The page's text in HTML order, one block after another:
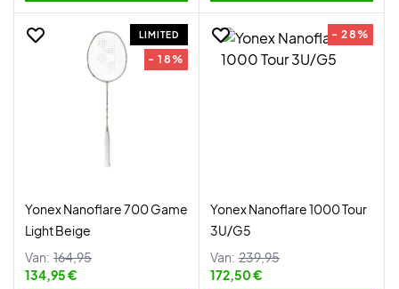
LIMITED
- 18%
Yonex Nanoflare 700 Game
Light Beige
Van: 164,95
134,95 €
- 28%
Yonex Nanoflare 1000 Tour
3U/G5
Van: 239,95
172,50 €